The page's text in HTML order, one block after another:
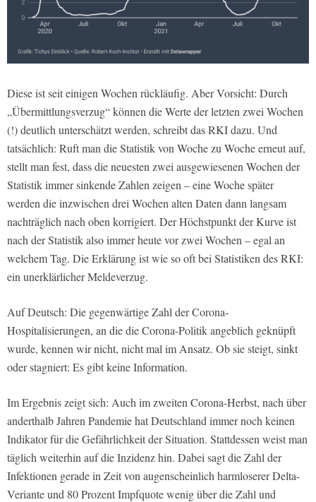
Diese ist seit einigen Wochen rückläufig. Aber Vorsicht: Durch
„Übermittlungsverzug“ können die Werte der letzten zwei Wochen
(!) deutlich unterschätzt werden, schreibt das RKI dazu. Und
tatsächlich: Ruft man die Statistik von Woche zu Woche erneut auf,
stellt man fest, dass die neuesten zwei ausgewiesenen Wochen der
Statistik immer sinkende Zahlen zeigen – eine Woche später
werden die inzwischen drei Wochen alten Daten dann langsam
nachträglich nach oben korrigiert. Der Höchstpunkt der Kurve ist
nach der Statistik also immer heute vor zwei Wochen – egal an
welchem Tag. Die Erklärung ist wie so oft bei Statistiken des RKI:
ein unerklärlicher Meldeverzug.
Auf Deutsch: Die gegenwärtige Zahl der Corona-
Hospitalisierungen, an die die Corona-Politik angeblich geknüpft
wurde, kennen wir nicht, nicht mal im Ansatz. Ob sie steigt, sinkt
oder stagniert: Es gibt keine Information.
Im Ergebnis zeigt sich: Auch im zweiten Corona-Herbst, nach über
anderthalb Jahren Pandemie hat Deutschland immer noch keinen
Indikator für die Gefährlichkeit der Situation. Stattdessen weist man
täglich weiterhin auf die Inzidenz hin. Dabei sagt die Zahl der
Infektionen gerade in Zeit von augenscheinlich harmloserer Delta-
Veriante und 80 Prozent Impfquote wenig über die Zahl und